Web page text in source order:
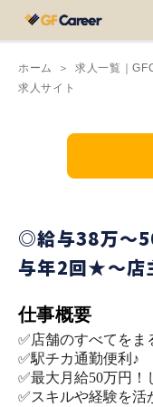
ホーム ＞ 求人一覧｜
求人サイト
◎給与38万～
与年2回★～店
仕事概要
✅店舗のすべてをま
✅駅チカ通勤便利♪
✅最大月給50万円！
✅スキルや経験を活